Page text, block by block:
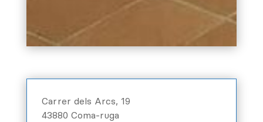
Carrer dels Arcs, 19
43880 Coma-ruga